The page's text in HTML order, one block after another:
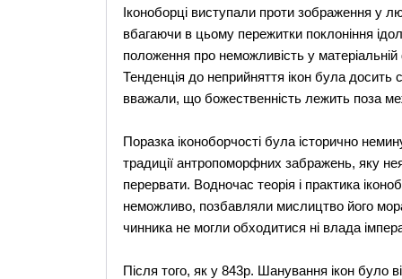
Іконоборці виступали проти зображення у
вбагаючи в цьому пережитки поклоніння
положення про неможливість у
Тенденція до неприйняття ікон була досить
вважали, що божественність лежить поза
Поразка іконоборчості була історично
традиції антропоморфних забражень, яку
перервати. Водночас теорія і практика
неможливо, позбавляли мислицтво його
чинника не могли обходитися ні влада
Після того, як у 843р. Шанування ікон було